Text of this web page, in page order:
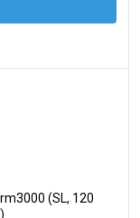
(SL, 120